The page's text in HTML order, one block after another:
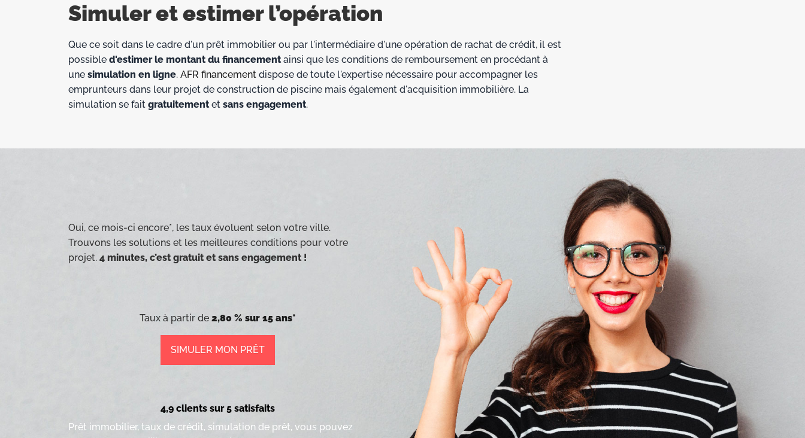
Simuler et estimer l’opération
Que ce soit dans le cadre d'un prêt immobilier ou par l'intermédiaire d'une opération de rachat de crédit, il est
possible d'estimer le montant du financementainsi que les conditions de remboursement en procédant à
une simulation en ligne. AFR financement dispose de toute l'expertise nécessaire pour accompagner les
emprunteurs dans leur projet de construction de piscine mais également d'acquisition immobilière. La
simulation se fait gratuitementet sans engagement.
Oui, ce mois-ci encore*, les taux évoluent selon votre ville.
Trouvons les solutions et les meilleures conditions pour votre
projet. 4 minutes, c’est gratuit et sans engagement !
Taux à partir de 2,80 % sur 15 ans*
SIMULER MON PRÊT
4,9 clients sur 5 satisfaits
Prêt immobilier, taux de crédit, simulation de prêt, vous pouvez